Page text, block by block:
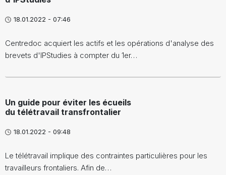
18.01.2022 - 07:46
Centredoc acquiert les actifs et les opérations d'analyse des
brevets d'IPStudies à compter du 1er…
Un guide pour éviter les écueils
du télétravail transfrontalier
18.01.2022 - 09:48
Le télétravail implique des contraintes particulières pour les
travailleurs frontaliers. Afin de…